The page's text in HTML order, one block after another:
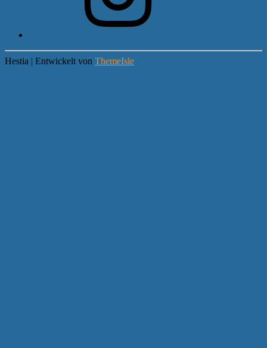
Hestia | Entwickelt von ThemeIsle